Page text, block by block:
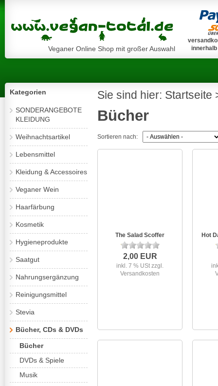
Veganer Online Shop mit großer Auswahl
Kategorien
SONDERANGEBOTE
KLEIDUNG
Weihnachtsartikel
Lebensmittel
Kleidung & Accessoires
Veganer Wein
Haarfärbung
Kosmetik
Hygieneprodukte
Saatgut
Nahrungsergänzung
Reinigungsmittel
Stevia
Bücher, CDs & DVDs
Bücher
DVDs & Spiele
Musik
Sie sind hier: Startseite
Bücher
Sortieren nach:
The Salad Scoffer
2,00 EUR
inkl. 7 % USt zzgl.
Versandkosten
Hot